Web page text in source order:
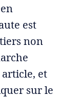
est
non
et
sur le